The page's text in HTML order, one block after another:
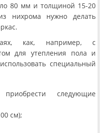
80 мм и толщиной 15-20
нихрома нужно делать
как, например, с
для утепления пола и
специальный
следующие
см);